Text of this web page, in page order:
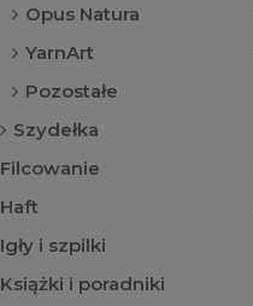
Opus Natura
YarnArt
Pozostałe
Szydełka
Filcowanie
Haft
Igły i szpilki
Książki i poradniki